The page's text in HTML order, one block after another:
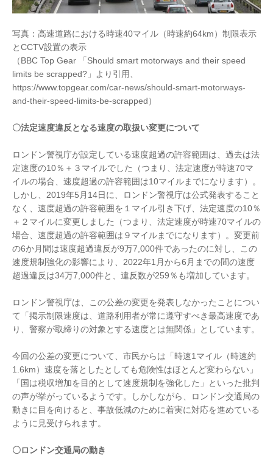
写真：高速道路における時速40マイル（時速約64km）制限表示
とCCTV設置の表示
（BBC Top Gear 「Should smart motorways and their speed
limits be scrapped?」より引用、
https://www.topgear.com/car-news/should-smart-motorways-
and-their-speed-limits-be-scrapped）
〇法定速度違反となる速度の取扱い変更について
ロンドン警視庁が設定している速度超過の許容範囲は、過去は法
定速度の10％＋３マイルでした（つまり、法定速度が時速70マ
イルの場合、速度超過の許容範囲は10マイルまでになります）。
しかし、2019年5月14日に、ロンドン警視庁は公式発表すること
なく、速度超過の許容範囲を１マイル引き下げ、法定速度の10％
＋２マイルに変更しました（つまり、法定速度が時速70マイルの
場合、速度超過の許容範囲は９マイルまでになります）。変更前
の6か月間は速度超過違反が9万7,000件であったのに対し、この
速度規制強化の影響により、2022年1月から6月までの間の速度
超過違反は34万7,000件と、違反数が259％も増加しています。
ロンドン警視庁は、この公差の変更を発表しなかったことについ
て「掲示制限速度は、道路利用者が常に遵守すべき最高速度であ
り、警察が取締りの対象とする速度とは無関係」としています。
今回の公差の変更について、市民からは「時速1マイル（時速約
1.6km）速度を落としたとしても危険性はほとんど変わらない」
「国は税収増加を目的として速度規制を強化した」といった批判
の声が挙がっているようです。しかしながら、ロンドン交通局の
動きに目を向けると、事故低減のために着実に対応を進めている
ように見受けられます。
〇ロンドン交通局の動き